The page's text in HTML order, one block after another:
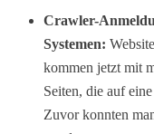
Crawler-
Systemen:
kommen jetzt mit
Seiten, die auf
Zuvor konnten